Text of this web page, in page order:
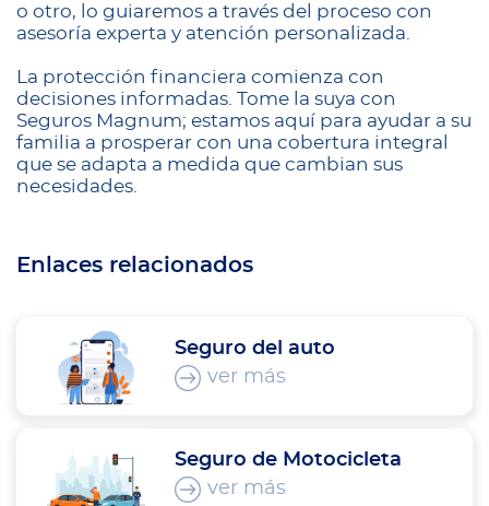
o otro, lo guiaremos a través del proceso con
asesoría experta y atención personalizada.
La protección financiera comienza con
decisiones informadas. Tome la suya con
Seguros Magnum; estamos aquí para ayudar a su
familia a prosperar con una cobertura integral
que se adapta a medida que cambian sus
necesidades.
Enlaces relacionados
Seguro del auto
ver más
Seguro de Motocicleta
ver más